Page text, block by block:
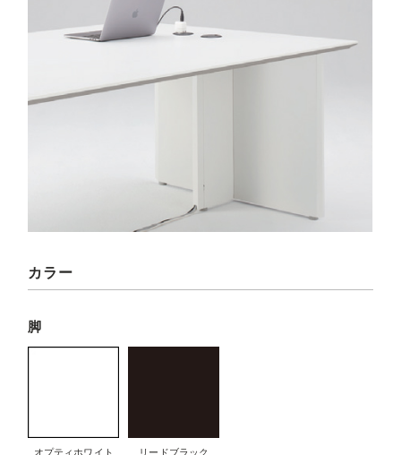
カラー
脚
オプティホワイト リードブラック